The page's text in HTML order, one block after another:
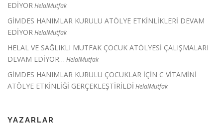
EDİYORHelalMutfak
GİMDES HANIMLAR KURULU ATÖLYE ETKİNLİKLERİ DEVAM
EDİYORHelalMutfak
HELAL VE SAĞLIKLI MUTFAK ÇOCUK ATÖLYESİ ÇALIŞMALARI
DEVAM EDİYOR… HelalMutfak
GİMDES HANIMLAR KURULU ÇOCUKLAR İÇİN C VİTAMİNİ
ATÖLYE ETKİNLİĞİ GERÇEKLEŞTİRİLDİ HelalMutfak
YAZARLAR